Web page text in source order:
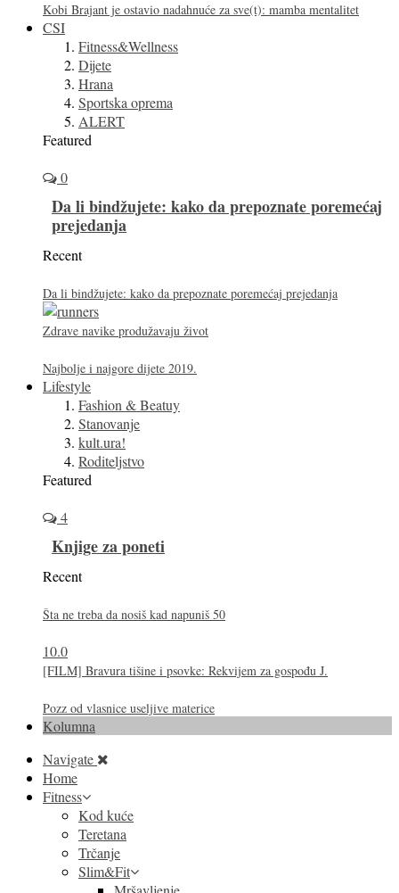
Kobi Brajant je ostavio nadahnuće za sve(t): mamba mentalitet
CSI
Fitness&Wellness
Dijete
Hrana
Sportska oprema
ALERT
Featured
0
Da li bindžujete: kako da prepoznate poremećaj
prejedanja
Recent
Da li bindžujete: kako da prepoznate poremećaj prejedanja
Zdrave navike produžavaju život
Najbolje i najgore dijete 2019.
Lifestyle
Fashion & Beatuy
Stanovanje
kult.ura!
Roditeljstvo
Featured
4
Knjige za poneti
Recent
Šta ne treba da nosiš kad napuniš 50
10.0
[FILM] Bravura tišine i psovke: Rekvijem za gospođu J.
Pozz od vlasnice useljive materice
Kolumna
Navigate
Home
Fitness
Kod kuće
Teretana
Trčanje
Slim&Fit